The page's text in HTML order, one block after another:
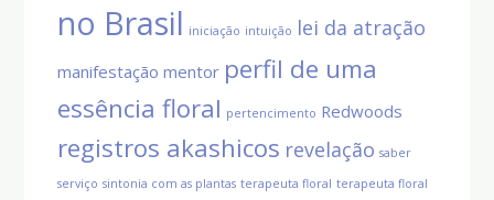
no Brasil iniciação intuição lei da atração
manifestação mentor perfil de uma
essência floral pertencimento Redwoods
registros akashicos revelação saber
serviço sintonia com as plantas terapeuta floral terapeuta floral